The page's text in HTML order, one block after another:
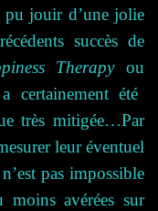
pu jouir d’une jolie
succès de
Therapyou
été
très mitigée…Par
leur éventuel
pas impossible
moins avérées sur